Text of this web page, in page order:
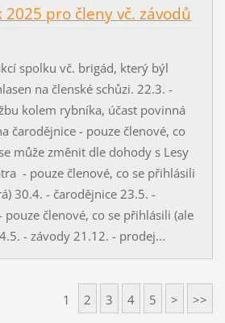
pro členy vč. závodů
spolku vč. brigád, který býl
na členské schůzi. 22.3. -
kolem rybníka, účast povinná
čarodějnice - pouze členové, co
může změnit dle dohody s Lesy
- pouze členové, co se přihlásili
30.4. - čarodějnice 23.5. -
členové, co se přihlásili (ale
- závody 21.12. - prodej...
1 2 3 4 5 > >>